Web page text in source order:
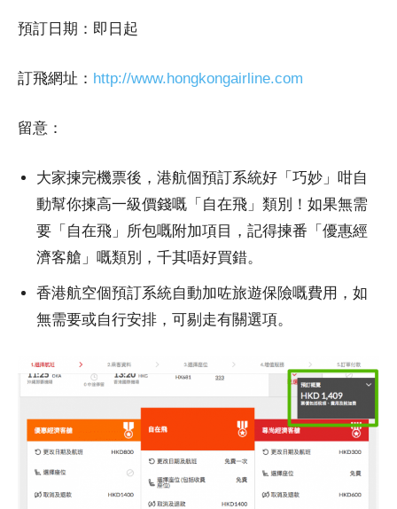
預訂日期：即日起
訂飛網址： http://www.hongkongairline.com
留意：
大家揀完機票後，港航個預訂系統好「巧妙」咁自
動幫你揀高一級價錢嘅「自在飛」類別！如果無需
要「自在飛」所包嘅附加項目，記得揀番「優惠經
濟客艙」嘅類別，千其唔好買錯。
香港航空個預訂系統自動加咗旅遊保險嘅費用，如
無需要或自行安排，可剔走有關選項。